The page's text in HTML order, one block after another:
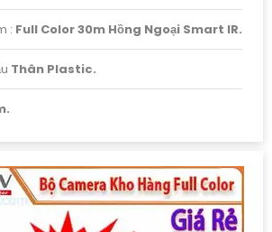
: Full Color 30m Hồng Ngoại Smart IR.
Thân Plastic.